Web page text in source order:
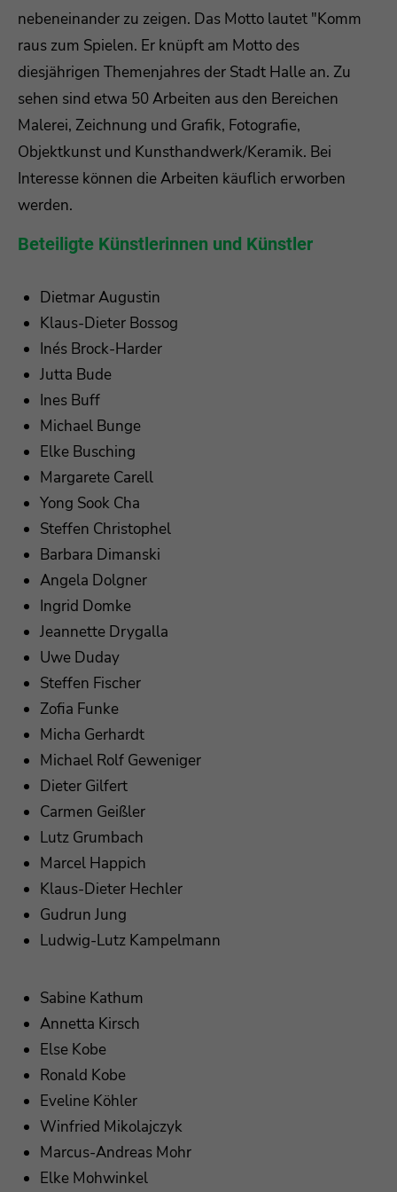
Drop us a line
info@yourdomain.com
About us
Lorem ipsum dolor sit amet, consectetuer
Aenean commodo ligula eget dolor. Aenean
dis parturient montes, nascetur ridiculus mus.
nebeneinander zu zeigen. Das Motto lautet "Komm
raus zum Spielen. Er knüpft am Motto des
diesjährigen Themenjahres der Stadt Halle an. Zu
sehen sind etwa 50 Arbeiten aus den Bereichen
Malerei, Zeichnung und Grafik, Fotografie,
Objektkunst und Kunsthandwerk/Keramik. Bei
Interesse können die Arbeiten käuflich erworben
werden.
Beteiligte Künstlerinnen und Künstler
Dietmar Augustin
Klaus-Dieter Bossog
Inés Brock-Harder
Jutta Bude
Ines Buff
Michael Bunge
Elke Busching
Margarete Carell
Yong Sook Cha
Steffen Christophel
Barbara Dimanski
Angela Dolgner
Ingrid Domke
Jeannette Drygalla
Uwe Duday
Steffen Fischer
Zofia Funke
Micha Gerhardt
Michael Rolf Geweniger
Dieter Gilfert
Carmen Geißler
Lutz Grumbach
Marcel Happich
Klaus-Dieter Hechler
Gudrun Jung
Ludwig-Lutz Kampelmann
Sabine Kathum
Annetta Kirsch
Else Kobe
Ronald Kobe
Eveline Köhler
Winfried Mikolajczyk
Marcus-Andreas Mohr
Elke Mohwinkel